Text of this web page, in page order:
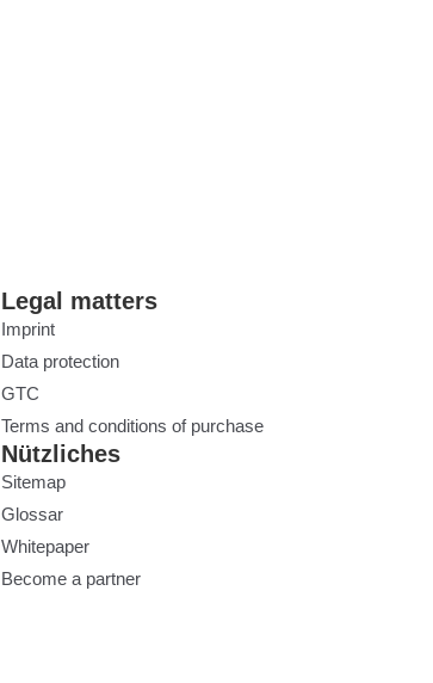
Legal matters
Imprint
Data protection
GTC
Terms and conditions of purchase
Nützliches
Sitemap
Glossar
Whitepaper
Become a partner